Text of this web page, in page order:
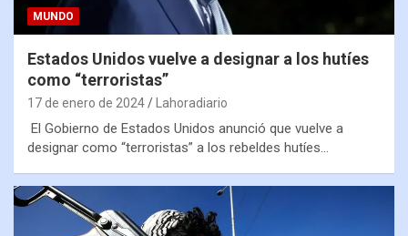
MUNDO
Estados Unidos vuelve a designar a los hutíes
como “terroristas”
17 de enero de 2024 Lahoradiario
El Gobierno de Estados Unidos anunció que vuelve a
designar como “terroristas” a los rebeldes hutíes…